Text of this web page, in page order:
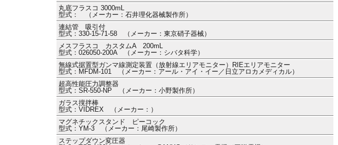
丸底フラスコ 3000mL
型式： （メーカー：石井理化器械製作所）
連結管 吸引付
型式：330-15-71-58 （メーカー：東京硝子器械）
メスフラスコ カスタムA 200mL
型式：026050-200A （メーカー：シバタ科学）
無線式据置型ガンマ線測定装置（放射線エリアモニター）RIEエリアモニター
型式：MFDM-101 （メーカー：アール・アイ・イー／日立アロカメディカル）
超高性能圧力調整器
型式：SR-550-NP （メーカー：小野製作所）
ガラス撹拌棒
型式：VIDREX （メーカー：）
マグネチックスタンド ピーコック
型式：YM-3 （メーカー：尾崎製作所）
ステップダウン変圧器